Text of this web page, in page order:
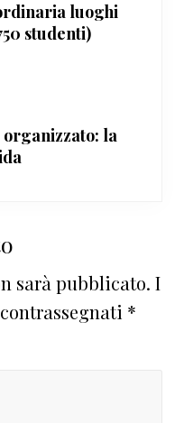
luoghi
studenti)
la
sarà pubblicato. I
*